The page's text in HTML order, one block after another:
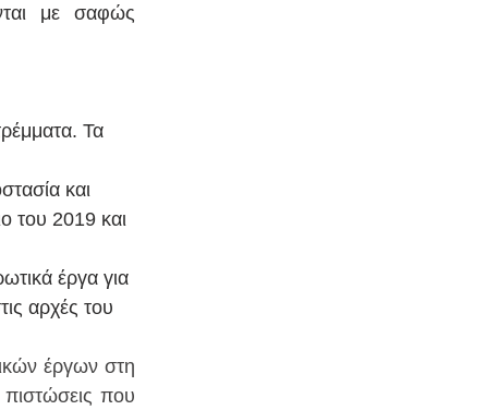
με σαφώς
Τα
και
του 2019 και
έργα για
αρχές του
έργων στη
πιστώσεις που